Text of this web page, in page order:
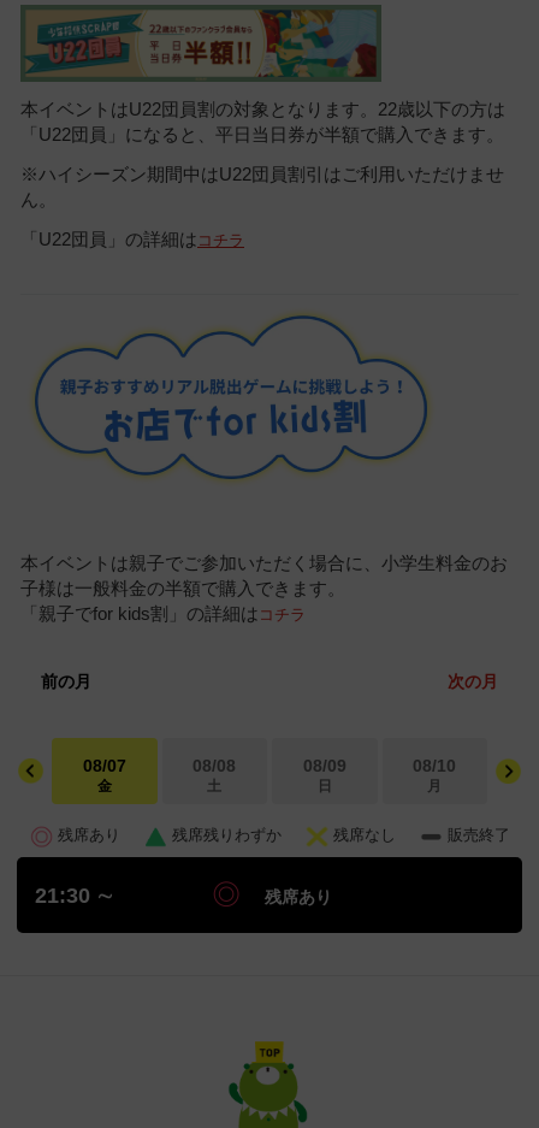
本イベントはU22団員割の対象となります。22歳以下の方は
「U22団員」になると、平日当日券が半額で購入できます。
※ハイシーズン期間中はU22団員割引はご利用いただけませ
ん。
「U22団員」の詳細は コチラ
本イベントは親子でご参加いただく場合に、小学生料金のお
子様は一般料金の半額で購入できます。
「親子でfor kids割」の詳細は コチラ
前の月 次の月
08/07
金
08/08
土
08/09
日
08/10
月
残席あり 残席残りわずか 残席なし 販売終了
21:30 ∼ 残席あり